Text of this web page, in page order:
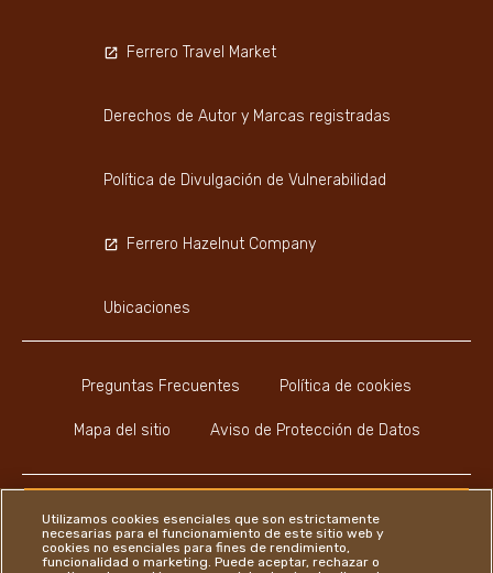
Preguntas Frecuentes Política de cookies
Mapa del sitio Aviso de Protección de Datos
Ferrero Travel Market
Derechos de Autor y Marcas registradas
Política de Divulgación de Vulnerabilidad
Ferrero Hazelnut Company
Ubicaciones
Instagram
LinkedIn
Facebook
Utilizamos cookies esenciales que son estrictamente
necesarias para el funcionamiento de este sitio web y
cookies no esenciales para fines de rendimiento,
funcionalidad o marketing. Puede aceptar, rechazar o